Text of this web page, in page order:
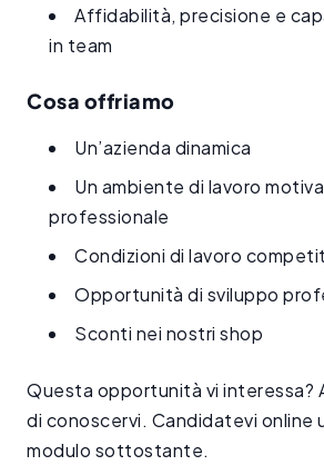
Affidabilità, precisione e
in team
Cosa offriamo
Un’azienda dinamica
Un ambiente di lavoro
professionale
Condizioni di lavoro
Opportunità di sviluppo
Sconti nei nostri shop
Questa opportunità vi interessa?
di conoscervi. Candidatevi online
modulo sottostante.